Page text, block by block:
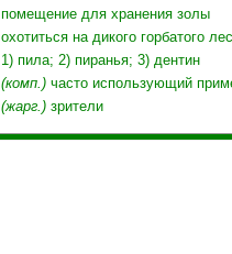
помещение для хранения золы
охотиться на дикого горбатого
1) пила; 2) пиранья; 3) дентин
(комп.) часто использующий
(жарг.) зрители